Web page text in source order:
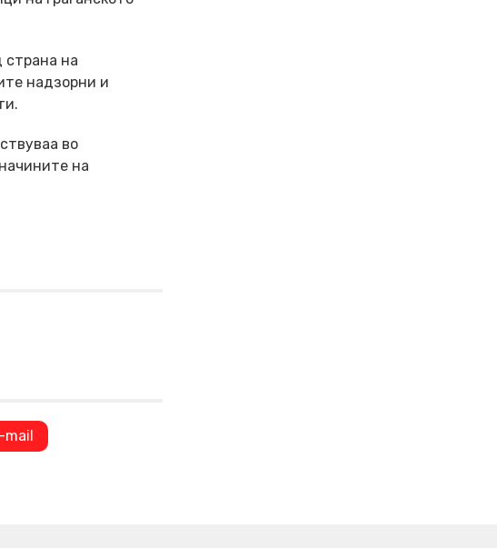
страна на
надзорни и
во
на
mail